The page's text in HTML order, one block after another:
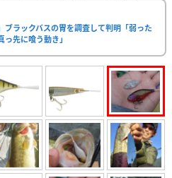
ブラックバスの胃を調査して判明「弱った
先に喰う動き」